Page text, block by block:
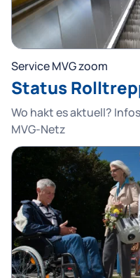
Service MVG zoom
Status
Wo hakt es aktuell?
MVG-Netz